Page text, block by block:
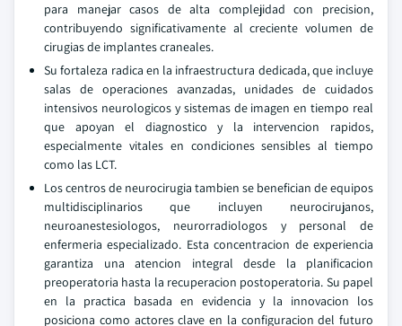
para manejar casos de alta complejidad con precision,
contribuyendo significativamente al creciente volumen de
cirugias de implantes craneales.
Su fortaleza radica en la infraestructura dedicada, que incluye
salas de operaciones avanzadas, unidades de cuidados
intensivos neurologicos y sistemas de imagen en tiempo real
que apoyan el diagnostico y la intervencion rapidos,
especialmente vitales en condiciones sensibles al tiempo
como las LCT.
Los centros de neurocirugia tambien se benefician de equipos
multidisciplinarios que incluyen neurocirujanos,
neuroanestesiologos, neurorradiologos y personal de
enfermeria especializado. Esta concentracion de experiencia
garantiza una atencion integral desde la planificacion
preoperatoria hasta la recuperacion postoperatoria. Su papel
en la practica basada en evidencia y la innovacion los
posiciona como actores clave en la configuracion del futuro